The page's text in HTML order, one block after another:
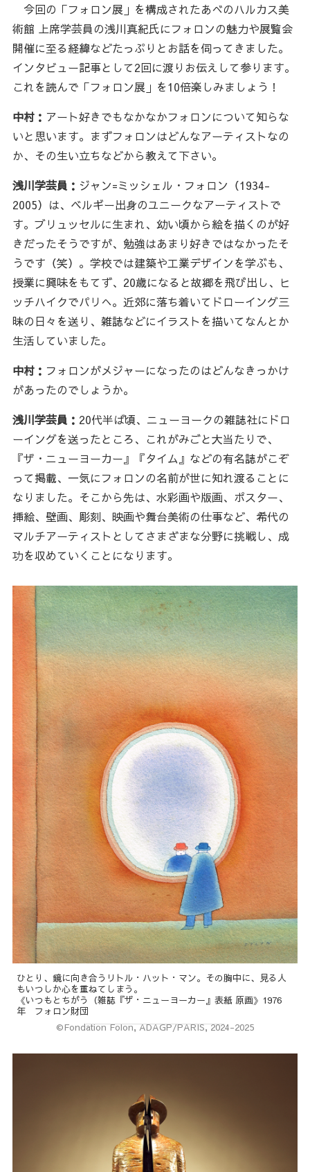
今回の「フォロン展」を構成されたあべのハルカス美
術館 上席学芸員の浅川真紀氏にフォロンの魅力や展覧会
開催に至る経緯などたっぷりとお話を伺ってきました。
インタビュー記事として2回に渡りお伝えして参ります。
これを読んで「フォロン展」を10倍楽しみましょう！
中村： アート好きでもなかなかフォロンについて知らな
いと思います。まずフォロンはどんなアーティストなの
か、その生い立ちなどから教えて下さい。
浅川学芸員： ジャン=ミッシェル・フォロン（1934-
2005）は、ベルギー出身のユニークなアーティストで
す。ブリュッセルに生まれ、幼い頃から絵を描くのが好
きだったそうですが、勉強はあまり好きではなかったそ
うです（笑）。学校では建築や工業デザインを学ぶも、
授業に興味をもてず、20歳になると故郷を飛び出し、ヒ
ッチハイクでパリへ。近郊に落ち着いてドローイング三
昧の日々を送り、雑誌などにイラストを描いてなんとか
生活していました。
中村： フォロンがメジャーになったのはどんなきっかけ
があったのでしょうか。
浅川学芸員： 20代半ば頃、ニューヨークの雑誌社にドロ
ーイングを送ったところ、これがみごと大当たりで、
『ザ・ニューヨーカー』『タイム』などの有名誌がこぞ
って掲載、一気にフォロンの名前が世に知れ渡ることに
なりました。そこから先は、水彩画や版画、ポスター、
挿絵、壁画、彫刻、映画や舞台美術の仕事など、希代の
マルチアーティストとしてさまざまな分野に挑戦し、成
功を収めていくことになります。
ひとり、鏡に向き合うリトル・ハット・マン。その胸中に、見る人
もいつしか心を重ねてしまう。
《いつもとちがう（雑誌『ザ・ニューヨーカー』表紙 原画》1976
年 フォロン財団
©Fondation Folon, ADAGP/PARIS, 2024-2025